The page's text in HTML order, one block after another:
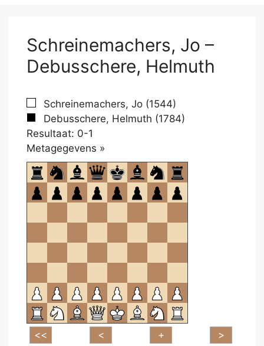
Schreinemachers, Jo –
Debusschere, Helmuth
Schreinemachers, Jo (1544)
Debusschere, Helmuth (1784)
Resultaat: 0-1
Metagegevens »
om
te
openen.